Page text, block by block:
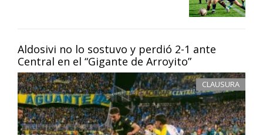
Aldosivi no lo sostuvo y perdió 2-1 ante
Central en el “Gigante de Arroyito”
CLAUSURA